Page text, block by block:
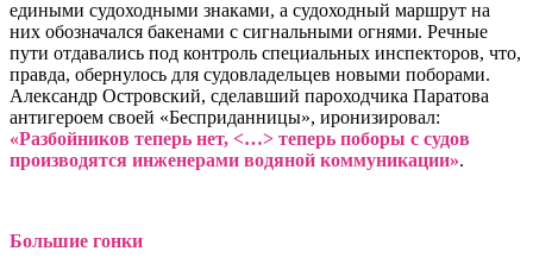
едиными судоходными знаками, а судоходный маршрут на
них обозначался бакенами с сигнальными огнями. Речные
пути отдавались под контроль специальных инспекторов, что,
правда, обернулось для судовладельцев новыми поборами.
Александр Островский, сделавший пароходчика Паратова
антигероем своей «Бесприданницы», иронизировал:
«Разбойников теперь нет, <…> теперь поборы с судов
производятся инженерами водяной коммуникации».
Большие гонки